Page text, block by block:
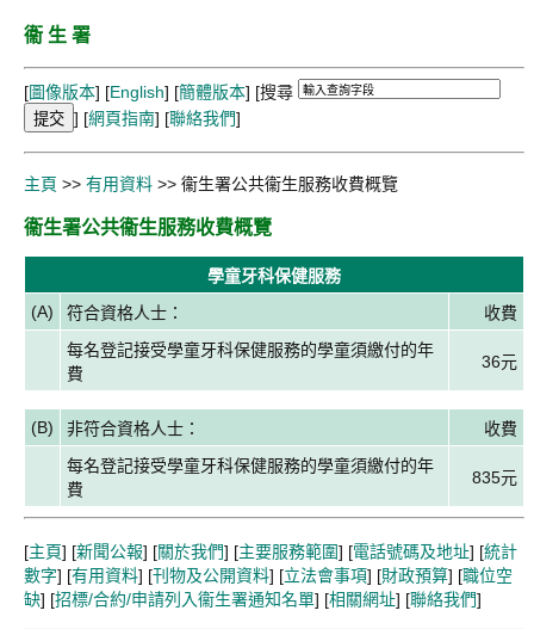
衞 生 署
[圖像版本] [English] [簡體版本] [搜尋
] [網頁指南] [聯絡我們]
主頁 >> 有用資料 >> 衞生署公共衞生服務收費概覽
衞生署公共衞生服務收費概覽
學童牙科保健服務
(A)
符合資格人士：
收費
每名登記接受學童牙科保健服務的學童須繳付的年
費
36元
(B) 非符合資格人士：
收費
每名登記接受學童牙科保健服務的學童須繳付的年
費
835元
[主頁] [新聞公報] [關於我們] [主要服務範圍] [電話號碼及地址] [統計
數字] [有用資料] [刊物及公開資料] [立法會事項] [財政預算] [職位空
缺] [招標/合約/申請列入衞生署通知名單] [相關網址] [聯絡我們]